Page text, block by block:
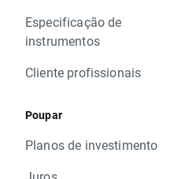
Especificação de
instrumentos
Cliente profissionais
Poupar
Planos de investimento